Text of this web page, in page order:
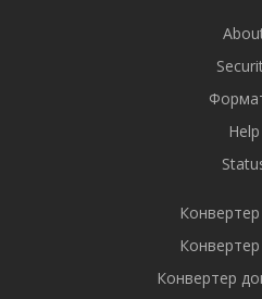
Help
Конвертер